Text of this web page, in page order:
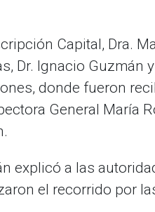
Capital, Dra.
Dr. Ignacio Guzmán
donde fueron
General María
explicó a las
el recorrido por